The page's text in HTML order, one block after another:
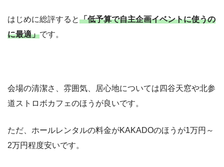
はじめに総評すると「低予算で自主企画イベントに使うの
に最適」です。
会場の清潔さ、雰囲気、居心地については四谷天窓や北参
道ストロボカフェのほうが良いです。
ただ、ホールレンタルの料金がKAKADOのほうが1万円～
2万円程度安いです。